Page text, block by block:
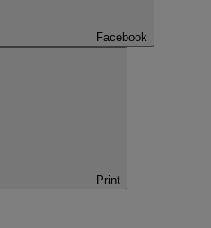
Facebook
Print